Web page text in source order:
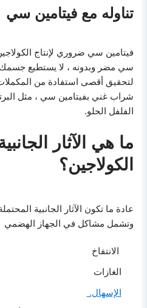
تناوله مع فيتامين سي
فيتامين سي ضروري لإنتاج
سي مضر وبدونه ، لا يستطيع جسمك
لتحقيق أقصى استفادة من المكملات
شراب غني بفيتامين سي ، مثل
الفلفل الحلو.
ما هي الآثار
الكولاجين؟
عادة ما تكون الآثار الجانبية
وتشمل مشاكل في الجهاز الهضمي
الانتفاخ
الغازات
الإسهال.